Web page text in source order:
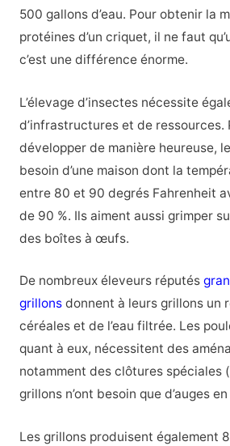
500 gallons d’eau. Pour obtenir la
protéines d’un criquet, il ne faut
c’est une différence énorme.
L’élevage d’insectes nécessite
d’infrastructures et de ressources.
développer de manière heureuse,
besoin d’une maison dont la
entre 80 et 90 degrés Fahrenheit
de 90 %. Ils aiment aussi grimper
des boîtes à œufs.
De nombreux éleveurs réputés
grillonsdonnent à leurs grillons un
céréales et de l’eau filtrée. Les
quant à eux, nécessitent des
notamment des clôtures spéciales
grillons n’ont besoin que d’auges
Les grillons produisent également